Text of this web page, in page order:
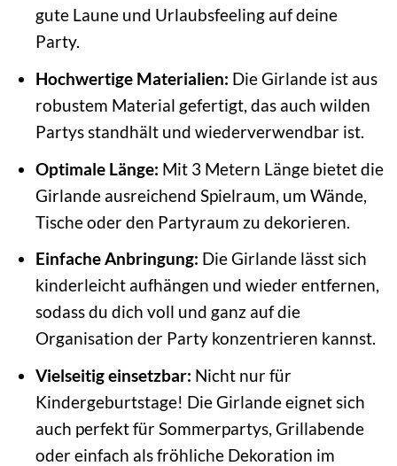
gute Laune und Urlaubsfeeling auf deine
Party.
Hochwertige Materialien: Die Girlande ist aus
robustem Material gefertigt, das auch wilden
Partys standhält und wiederverwendbar ist.
Optimale Länge: Mit 3 Metern Länge bietet die
Girlande ausreichend Spielraum, um Wände,
Tische oder den Partyraum zu dekorieren.
Einfache Anbringung: Die Girlande lässt sich
kinderleicht aufhängen und wieder entfernen,
sodass du dich voll und ganz auf die
Organisation der Party konzentrieren kannst.
Vielseitig einsetzbar: Nicht nur für
Kindergeburtstage! Die Girlande eignet sich
auch perfekt für Sommerpartys, Grillabende
oder einfach als fröhliche Dekoration im